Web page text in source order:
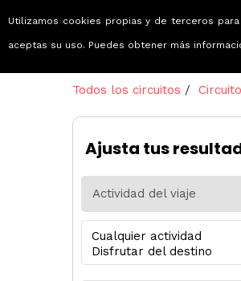
Todos los circuitos /
Ajusta tus
Actividad del viaje
Utilizamos cookies propias y de terceros
aceptas su uso. Puedes obtener más